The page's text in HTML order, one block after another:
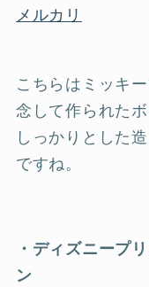
メルカリ
こちらはミッキ
念して作られたボ
しっかりとした
ですね。
・ディズニープ
ン